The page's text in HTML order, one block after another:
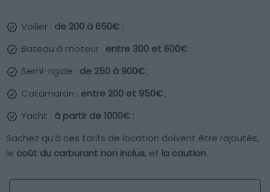
Voilier : de 200 à 650€ ;
Bateau à moteur : entre 300 et 600€ ;
Semi-rigide : de 250 à 900€ ;
Catamaran : entre 200 et 950€ ;
Yacht : à partir de 1000€ ;
Sachez qu’à ces tarifs de location doivent être rajoutés,
le coût du carburant non inclus, et la caution.